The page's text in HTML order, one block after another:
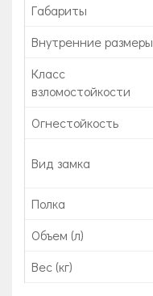
Габариты
Внутренние размеры
Класс
взломостойкости
Огнестойкость
Вид замка
Полка
Объем (л)
Вес (кг)